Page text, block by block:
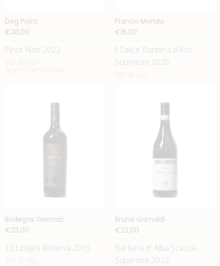
Dog Point
€38,00
Pinot Noir 2022
Franco Mondo
€15,00
ll Salice Barbera d'Asti
Superiore 2020
Bodegas Gormaz
€23,00
12 Linajes Reserva 2015
Bruna Grimaldi
€22,00
Barbera d' Alba Scassa
Superiore 2022